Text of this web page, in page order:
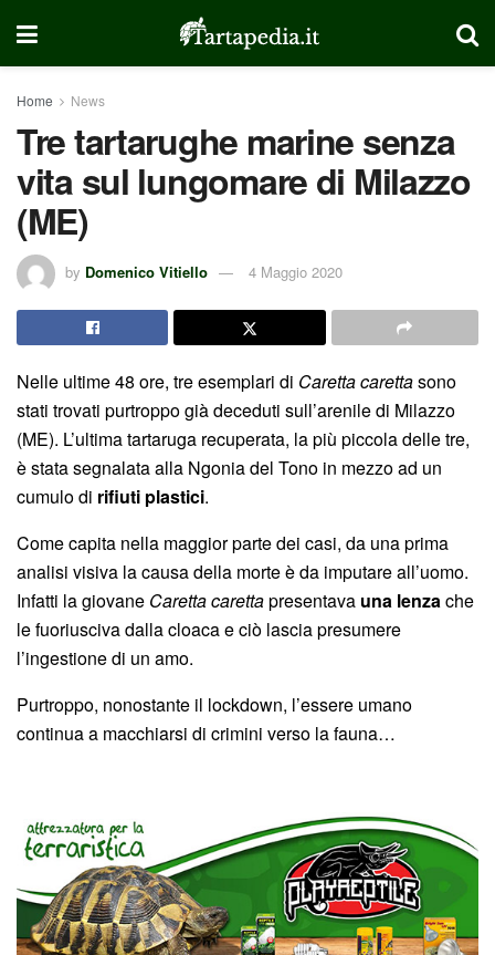
Home News
Tre tartarughe marine senza
vita sul lungomare di Milazzo
(ME)
by Domenico Vitiello 4 Maggio 2020
Nelle ultime 48 ore, tre esemplari di Caretta carettasono
stati trovati purtroppo già deceduti sull’arenile di Milazzo
(ME). L’ultima tartaruga recuperata, la più piccola delle tre,
è stata segnalata alla Ngonia del Tono in mezzo ad un
cumulo di rifiuti plastici.
Come capita nella maggior parte dei casi, da una prima
analisi visiva la causa della morte è da imputare all’uomo.
Infatti la giovane Caretta carettapresentava una lenzache
le fuoriusciva dalla cloaca e ciò lascia presumere
l’ingestione di un amo.
Purtroppo, nonostante il lockdown, l’essere umano
continua a macchiarsi di crimini verso la fauna…